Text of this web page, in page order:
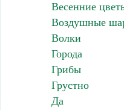
Весенние
Воздушные
Волки
Города
Грибы
Грустно
Да